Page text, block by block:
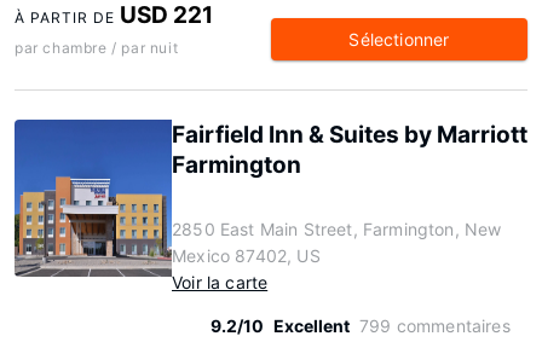
À PARTIR DE USD 221
par chambre / par nuit Sélectionner
Fairfield Inn & Suites by Marriott
Farmington
2850 East Main Street, Farmington, New
Mexico 87402, US
Voir la carte
9.2/10 Excellent 799 commentaires